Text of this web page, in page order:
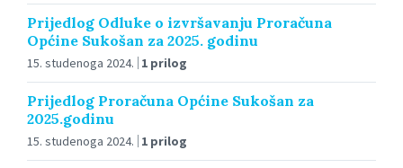
Prijedlog Odluke o izvršavanju Proračuna
Općine Sukošan za 2025. godinu
15. studenoga 2024. 1 prilog
Prijedlog Proračuna Općine Sukošan za
2025.godinu
15. studenoga 2024. 1 prilog